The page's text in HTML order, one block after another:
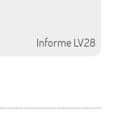
Informe LV28